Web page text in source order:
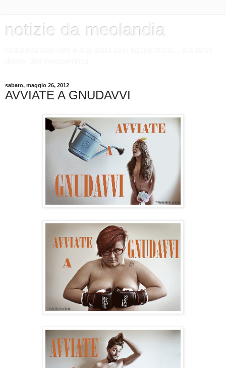
notizie da meolandia
sabato, maggio 26, 2012
AVVIATE A GNUDAVVI